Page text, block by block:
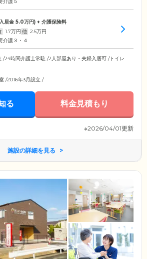
居金 5.0万円) + 介護保険料
1.7万円 他 2.5万円
護３・４
/24時間介護士常駐 /2人部屋あり・夫婦入居可 /トイレ
/2016年3月設立 /
る 料金見積もり
※2026/04/01更新
施設の詳細を見る